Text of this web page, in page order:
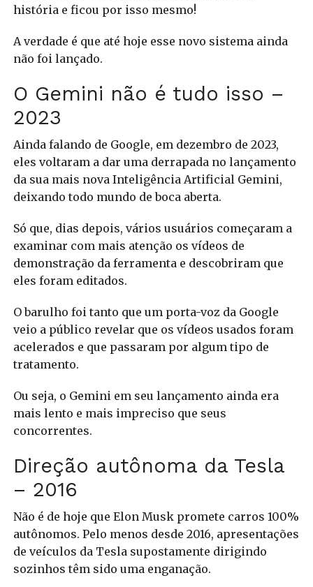
história e ficou por isso mesmo!
A verdade é que até hoje esse novo sistema ainda
não foi lançado.
O Gemini não é tudo isso –
2023
Ainda falando de Google, em dezembro de 2023,
eles voltaram a dar uma derrapada no lançamento
da sua mais nova Inteligência Artificial Gemini,
deixando todo mundo de boca aberta.
Só que, dias depois, vários usuários começaram a
examinar com mais atenção os vídeos de
demonstração da ferramenta e descobriram que
eles foram editados.
O barulho foi tanto que um porta-voz da Google
veio a público revelar que os vídeos usados foram
acelerados e que passaram por algum tipo de
tratamento.
Ou seja, o Gemini em seu lançamento ainda era
mais lento e mais impreciso que seus
concorrentes.
Direção autônoma da Tesla
– 2016
Não é de hoje que Elon Musk promete carros 100%
autônomos. Pelo menos desde 2016, apresentações
de veículos da Tesla supostamente dirigindo
sozinhos têm sido uma enganação.